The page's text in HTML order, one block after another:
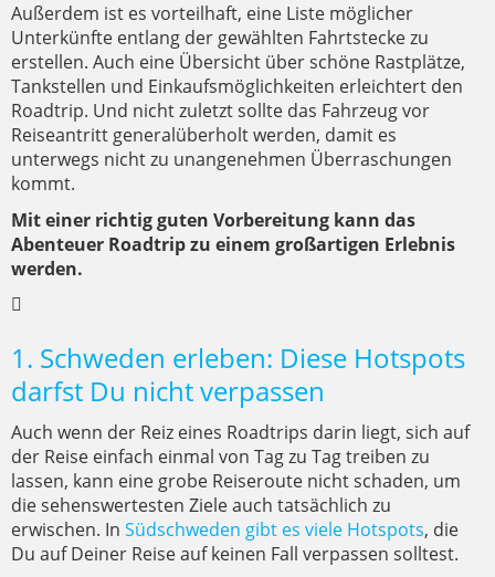
Außerdem ist es vorteilhaft, eine Liste möglicher
Unterkünfte entlang der gewählten Fahrtstecke zu
erstellen. Auch eine Übersicht über schöne Rastplätze,
Tankstellen und Einkaufsmöglichkeiten erleichtert den
Roadtrip. Und nicht zuletzt sollte das Fahrzeug vor
Reiseantritt generalüberholt werden, damit es
unterwegs nicht zu unangenehmen Überraschungen
kommt.
Mit einer richtig guten Vorbereitung kann das
Abenteuer Roadtrip zu einem großartigen Erlebnis
werden.
1. Schweden erleben: Diese Hotspots
darfst Du nicht verpassen
Auch wenn der Reiz eines Roadtrips darin liegt, sich auf
der Reise einfach einmal von Tag zu Tag treiben zu
lassen, kann eine grobe Reiseroute nicht schaden, um
die sehenswertesten Ziele auch tatsächlich zu
erwischen. In Südschweden gibt es viele Hotspots, die
Du auf Deiner Reise auf keinen Fall verpassen solltest.